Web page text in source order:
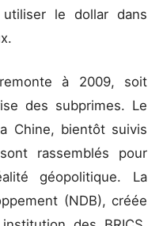
le dollar dans
à 2009, soit
des subprimes. Le
Chine, bientôt suivis
rassemblés pour
géopolitique. La
(NDB), créée